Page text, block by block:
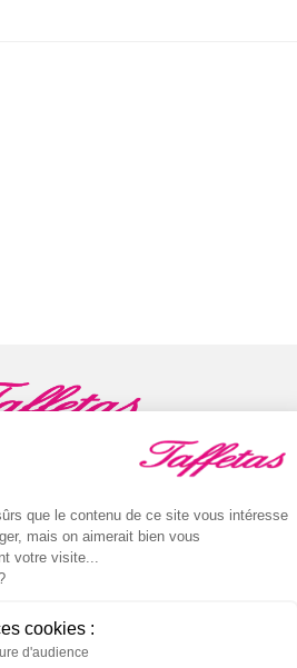
pour vous accompagner
VIRE
23 rue d'Aunay
02 31 68 33 16
CAEN
20 rue des frères Lumière
02 31 99 06 86
que le contenu de ce site vous intéresse
mais on aimerait bien vous
votre visite...
cookies :
d'audience